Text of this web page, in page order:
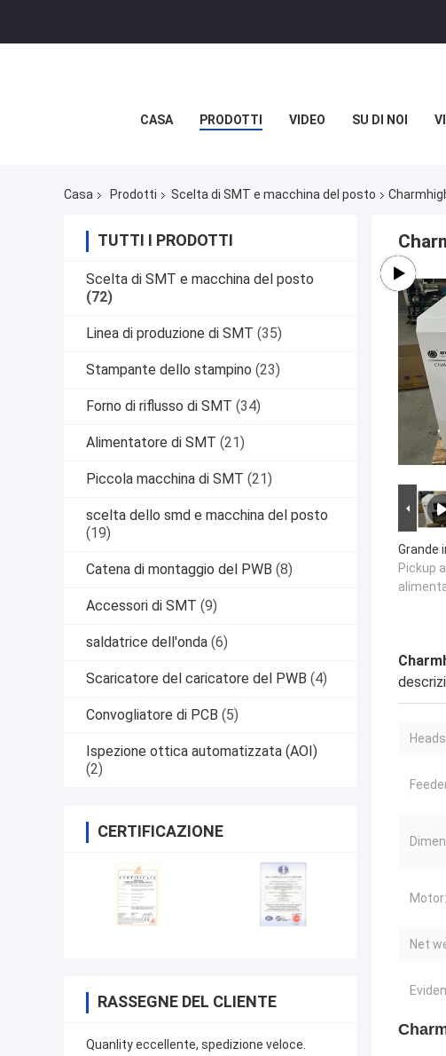
CASA PRODOTTI VIDEO SU DI NOI
Casa Prodotti Scelta di SMT e macchina del posto
TUTTI I PRODOTTI
Scelta di SMT e macchina del posto
(72)
Linea di produzione di SMT (35)
Stampante dello stampino (23)
Forno di riflusso di SMT (34)
Alimentatore di SMT (21)
Piccola macchina di SMT (21)
scelta dello smd e macchina del posto
(19)
Catena di montaggio del PWB (8)
Accessori di SMT (9)
saldatrice dell'onda (6)
Scaricatore del caricatore del PWB (4)
Convogliatore di PCB (5)
Ispezione ottica automatizzata (AOI)
(2)
CERTIFICAZIONE
RASSEGNE DEL CLIENTE
Quanlity eccellente, spedizione veloce.
Grande
Pickup
Motor:
Net